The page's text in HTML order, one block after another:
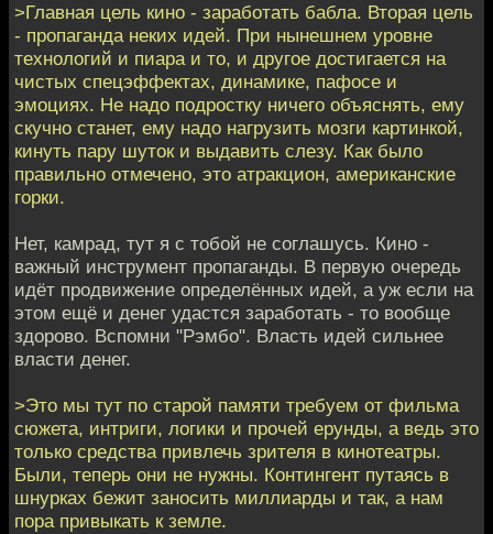
>Главная цель кино - заработать бабла. Вторая цель
- пропаганда неких идей. При нынешнем уровне
технологий и пиара и то, и другое достигается на
чистых спецэффектах, динамике, пафосе и
эмоциях. Не надо подростку ничего объяснять, ему
скучно станет, ему надо нагрузить мозги картинкой,
кинуть пару шуток и выдавить слезу. Как было
правильно отмечено, это атракцион, американские
горки.
Нет, камрад, тут я с тобой не соглашусь. Кино -
важный инструмент пропаганды. В первую очередь
идёт продвижение определённых идей, а уж если на
этом ещё и денег удастся заработать - то вообще
здорово. Вспомни "Рэмбо". Власть идей сильнее
власти денег.
>Это мы тут по старой памяти требуем от фильма
сюжета, интриги, логики и прочей ерунды, а ведь это
только средства привлечь зрителя в кинотеатры.
Были, теперь они не нужны. Контингент путаясь в
шнурках бежит заносить миллиарды и так, а нам
пора привыкать к земле.